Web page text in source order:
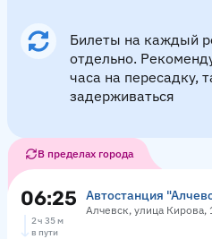
Билеты на каждый
отдельно.
часа на пересадку,
задерживаться
В пределах города
06:25 Автостанция
Алчевск, улица Кирова,
2 ч 35 м
в пути